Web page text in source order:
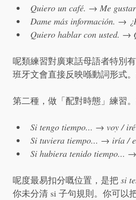
Quiero un café. → Me
Dame más información. →
Quiero hablar con usted. →
呢類練習對廣東話母語者特別
班牙文會直接反映喺動詞形式
第二種，做「配對時態」練習
Si tengo tiempo... → voy /
Si tuviera tiempo... → iría /
Si hubiera tenido tiempo... →
呢度最易扣分嘅位置，是把 si
你未分清 si 子句規則。你可以